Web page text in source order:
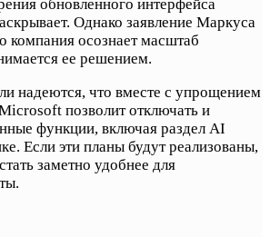
обновленного интерфейса
Однако заявление Маркуса
компания осознает масштаб
ее решением.
надеются, что вместе с упрощением
позволит отключать и
функции, включая раздел AI
Если эти планы будут реализованы,
заметно удобнее для